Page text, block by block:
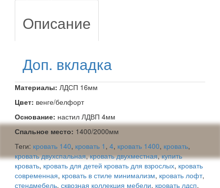
Описание
Доп. вкладка
Материалы: ЛДСП 16мм
Цвет: венге/белфорт
Основание: настил ЛДВП 4мм
Спальное место: 1400/2000мм
Теги: кровать 140, кровать 1 , 4, кровать 1400, кровать,
кровать двухспальная,кровать двухместная,купить
кровать, кровать для детей кровать для взрослых, кровать
современная, кровать в стиле минимализм, кровать лофт,
стендмебель, сквозная коллекция мебели, кровать лдсп,